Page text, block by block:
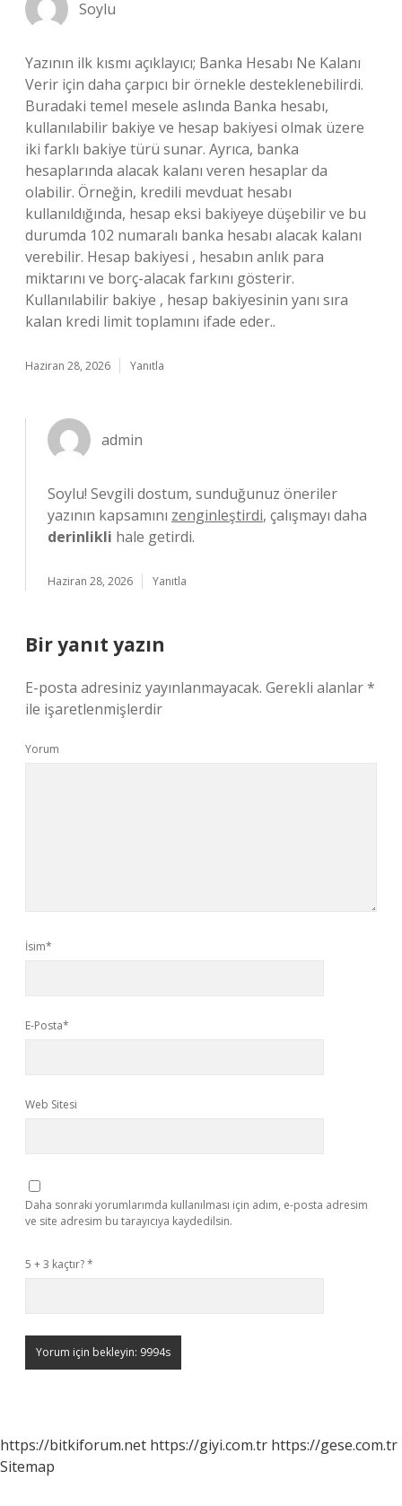
Soylu
Yazının ilk kısmı açıklayıcı; Banka Hesabı Ne Kalanı
Verir için daha çarpıcı bir örnekle desteklenebilirdi.
Buradaki temel mesele aslında Banka hesabı,
kullanılabilir bakiye ve hesap bakiyesi olmak üzere
iki farklı bakiye türü sunar. Ayrıca, banka
hesaplarında alacak kalanı veren hesaplar da
olabilir. Örneğin, kredili mevduat hesabı
kullanıldığında, hesap eksi bakiyeye düşebilir ve bu
durumda 102 numaralı banka hesabı alacak kalanı
verebilir. Hesap bakiyesi , hesabın anlık para
miktarını ve borç-alacak farkını gösterir.
Kullanılabilir bakiye , hesap bakiyesinin yanı sıra
kalan kredi limit toplamını ifade eder..
Haziran 28, 2026 Yanıtla
admin
Soylu! Sevgili dostum, sunduğunuz öneriler
yazının kapsamını zenginleştirdi, çalışmayı daha
derinlikli hale getirdi.
Haziran 28, 2026 Yanıtla
Bir yanıt yazın
E-posta adresiniz yayınlanmayacak. Gerekli alanlar*
ile işaretlenmişlerdir
Yorum
İsim*
E-Posta*
Web Sitesi
Daha sonraki yorumlarımda kullanılması için adım, e-posta adresim
ve site adresim bu tarayıcıya kaydedilsin.
5 + 3 kaçtır?*
https://bitkiforum.net https://giyi.com.tr https://gese.com.tr
Sitemap